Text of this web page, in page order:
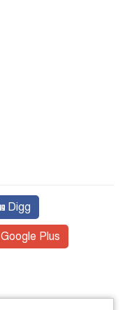
Digg
Google Plus